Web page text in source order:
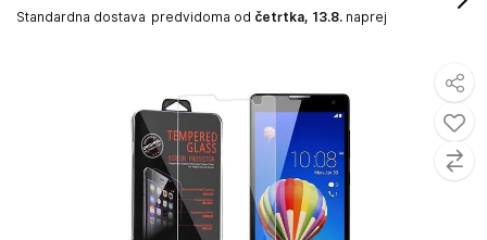
Standardna dostava predvidoma od četrtka, 13.8. naprej